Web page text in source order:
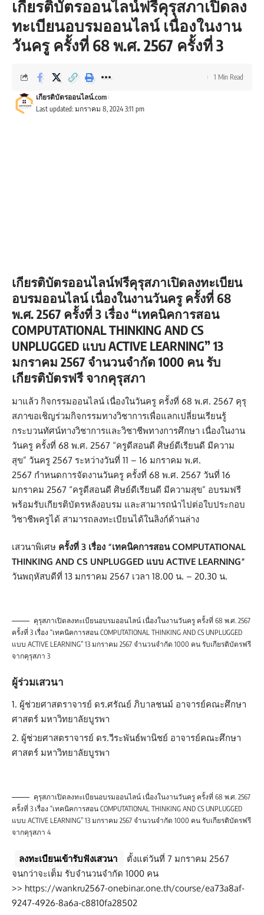
เกียรติบัตรออนไลน์ฟรีคุรุสภาเปิดลง
ทะเบียนอบรมออนไลน์ เนื่องในงาน
วันครู ครั้งที่ 68 พ.ศ. 2567 ครั้งที่ 3
Last updated: มกราคม 8, 2024 3:11 pm
เกียรติบัตรออนไลน์.com
1 Min Read
เกียรติบัตรออนไลน์ฟรีคุรุสภาเปิดลงทะเบียน
อบรมออนไลน์ เนื่องในงานวันครู ครั้งที่ 68
พ.ศ. 2567 ครั้งที่ 3 เรื่อง “เทคนิคการสอน
COMPUTATIONAL THINKING AND CS
UNPLUGGED แบบ ACTIVE LEARNING” 13
มกราคม 2567 จำนวนจำกัด 1000 คน รับ
เกียรติบัตรฟรี จากคุรุสภา
มาแล้ว กิจกรรมออนไลน์ เนื่องในวันครู ครั้งที่ 68 พ.ศ. 2567 คุรุ
สภาขอเชิญร่วมกิจกรรมทางวิชาการเพื่อแลกเปลี่ยนเรียนรู้
กระบวนทัศน์ทางวิชาการและวิชาชีพทางการศึกษา เนื่องในงาน
วันครู ครั้งที่ 68 พ.ศ. 2567 “ครูดีสอนดี ศิษย์ดีเรียนดี มีความ
สุข” วันครู 2567 ระหว่างวันที่ 11 – 16 มกราคม พ.ศ.
2567 กำหนดการจัดงานวันครู ครั้งที่ 68 พ.ศ. 2567 วันที่ 16
มกราคม 2567 “ครูดีสอนดี ศิษย์ดีเรียนดี มีความสุข” อบรมฟรี
พร้อมรับเกียรติบัตรหลังอบรม และสามารถนำไปต่อใบประกอบ
วิชาชีพครูได้ สามารถลงทะเบียนได้ในลิงก์ด้านล่าง
เสวนาพิเศษ ครั้งที่ 3 เรื่อง “เทคนิคการสอน COMPUTATIONAL
THINKING AND CS UNPLUGGED แบบ ACTIVE LEARNING”
วันพฤหัสบดีที่ 13 มกราคม 2567 เวลา 18.00 น. – 20.30 น.
คุรุสภาเปิดลงทะเบียนอบรมออนไลน์ เนื่องในงานวันครู ครั้งที่ 68 พ.ศ. 2567
ครั้งที่ 3 เรื่อง “เทคนิคการสอน COMPUTATIONAL THINKING AND CS UNPLUGGED
แบบ ACTIVE LEARNING” 13 มกราคม 2567 จำนวนจำกัด 1000 คน รับเกียรติบัตรฟรี
จากคุรุสภา 3
ผู้ร่วมเสวนา
ผู้ช่วยศาสตราจารย์ ดร.ศรัณย์ ภิบาลชนม์ อาจารย์คณะศึกษา
ศาสตร์ มหาวิทยาลัยบูรพา
ผู้ช่วยศาสตราจารย์ ดร.วีระพันธ์พานิชย์ อาจารย์คณะศึกษา
ศาสตร์ มหาวิทยาลัยบูรพา
คุรุสภาเปิดลงทะเบียนอบรมออนไลน์ เนื่องในงานวันครู ครั้งที่ 68 พ.ศ. 2567
ครั้งที่ 3 เรื่อง “เทคนิคการสอน COMPUTATIONAL THINKING AND CS UNPLUGGED
แบบ ACTIVE LEARNING” 13 มกราคม 2567 จำนวนจำกัด 1000 คน รับเกียรติบัตรฟรี
จากคุรุสภา 4
ลงทะเบียนเข้ารับฟังเสวนา
ตั้งแต่วันที่ 7 มกราคม 2567
จนกว่าจะเต็ม รับจำนวนจำกัด 1000 คน
>> https://wankru2567-onebinar.one.th/course/ea73a8af-
9247-4926-8a6a-c8810fa28502